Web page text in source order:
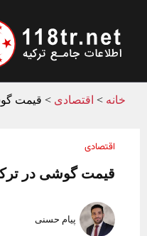
خانه > اقتصادی > قیمت
اقتصادی
قیمت گوشی در
پیام حسنی